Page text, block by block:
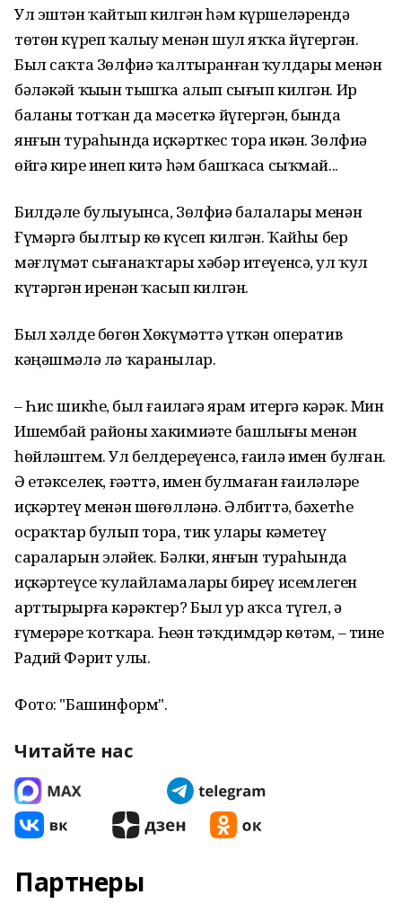
Ул эштән ҡайтып килгән һәм күршеләрендә
төтөн күреп ҡалыу менән шул яҡҡа йүгергән.
Был саҡта Зөлфиә ҡалтыранған ҡулдары менән
бәләкәй ҡыҙын тышҡа алып сығып килгән. Ир
баланы тотҡан да мәсеткә йүгергән, бында
янғын тураһында иҫкәрткес тора икән. Зөлфиә
өйгә кире инеп китә һәм башҡаса сыҡмай...
Билдәле булыуынса, Зөлфиә балалары менән
Ғүмәргә былтыр көҙ күсеп килгән. Ҡайһы бер
мәғлүмәт сығанаҡтары хәбәр итеүенсә, ул ҡул
күтәргән иренән ҡасып килгән.
Был хәлде бөгөн Хөкүмәттә үткән оператив
кәңәшмәлә лә ҡаранылар.
– Һис шикһеҙ, был ғаиләгә ярҙам итергә кәрәк. Мин
Ишембай районы хакимиәте башлығы менән
һөйләштем. Ул белдереүенсә, ғаилә имен булған.
Ә етәкселек, ғәҙәттә, имен булмаған ғаиләләрҙе
иҫкәртеү менән шөғөлләнә. Әлбиттә, бәхетһеҙ
осраҡтар булып тора, тик уларҙы кәметеү
сараларын эҙләйек. Бәлки, янғын тураһында
иҫкәртеүсе ҡулайламаларҙы биреү исемлеген
арттырырға кәрәктер? Был ҙур аҡса түгел, ә
ғүмерҙәрҙе ҡотҡара. Һеҙҙән тәҡдимдәр көтәм, – тине
Радий Фәрит улы.
Фото: "Башинформ".
Читайте нас
Партнеры